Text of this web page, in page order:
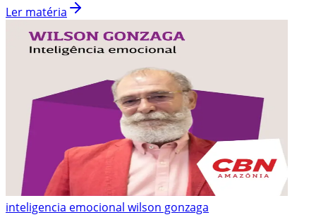
Ler matéria
inteligencia emocional wilson gonzaga